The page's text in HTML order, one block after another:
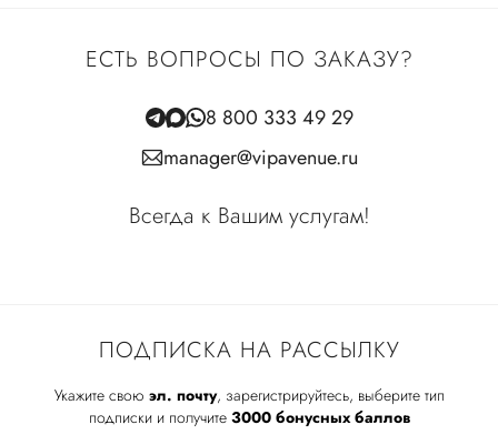
ПОДПИСКА НА РАССЫЛКУ
Укажите свою эл. почту, зарегистрируйтесь, выберите тип
подписки и получите 3000 бонусных баллов
ЕСТЬ ВОПРОСЫ ПО ЗАКАЗУ?
8 800 333 49 29
manager@vipavenue.ru
Всегда к Вашим услугам!